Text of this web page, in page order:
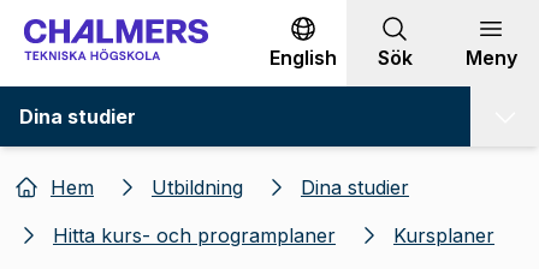
Gå till innehållet
English Sök Meny
Dina studier
Hem Utbildning
Dina studier
Hitta kurs- och programplaner
Kursplaner